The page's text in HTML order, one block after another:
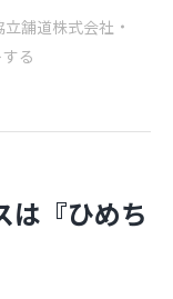
立舗道株式会社
る
『ひめち